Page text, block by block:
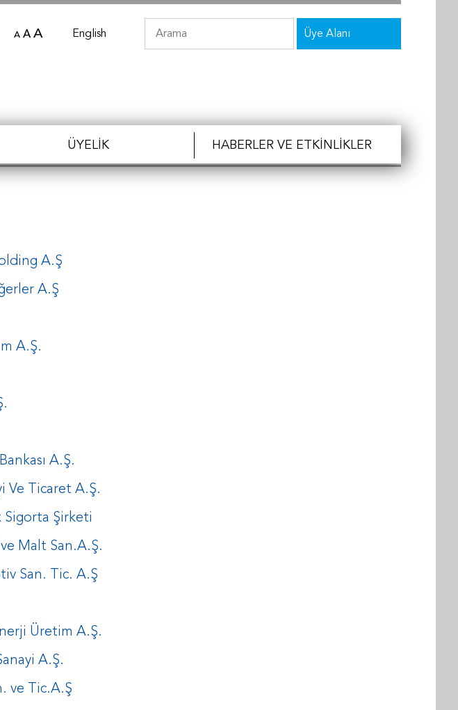
ÜYELIK HABERLER VE ETKINLIKLER
A A A English Üye Alanı
A.Ş
A.Ş
A.Ş.
A.Ş.
Ve Ticaret A.Ş.
Şirketi
Malt San.A.Ş.
San. Tic. A.Ş
Üretim A.Ş.
A.Ş.
ve Tic.A.Ş